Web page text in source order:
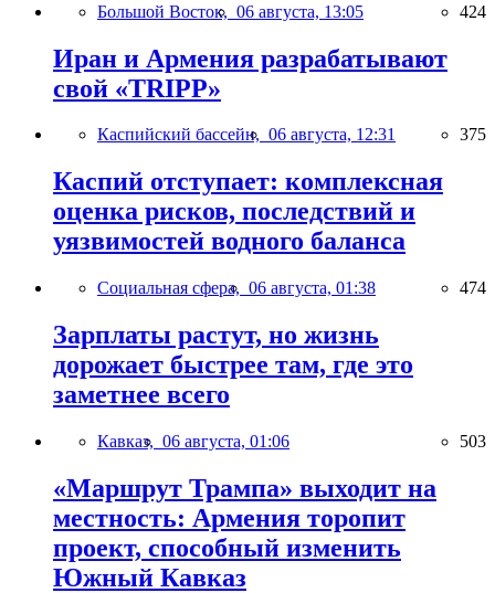
Большой Восток, 06 августа, 13:05 424
Иран и Армения разрабатывают
свой «TRIPP»
Каспийский бассейн, 06 августа, 12:31 375
Каспий отступает: комплексная
оценка рисков, последствий и
уязвимостей водного баланса
Социальная сфера, 06 августа, 01:38 474
Зарплаты растут, но жизнь
дорожает быстрее там, где это
заметнее всего
Кавказ, 06 августа, 01:06 503
«Маршрут Трампа» выходит на
местность: Армения торопит
проект, способный изменить
Южный Кавказ